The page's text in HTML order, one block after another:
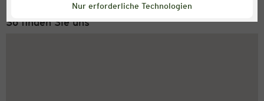
Nur erforderliche Technologien
So finden Sie uns